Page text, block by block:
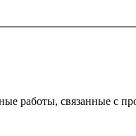
работы, связанные с